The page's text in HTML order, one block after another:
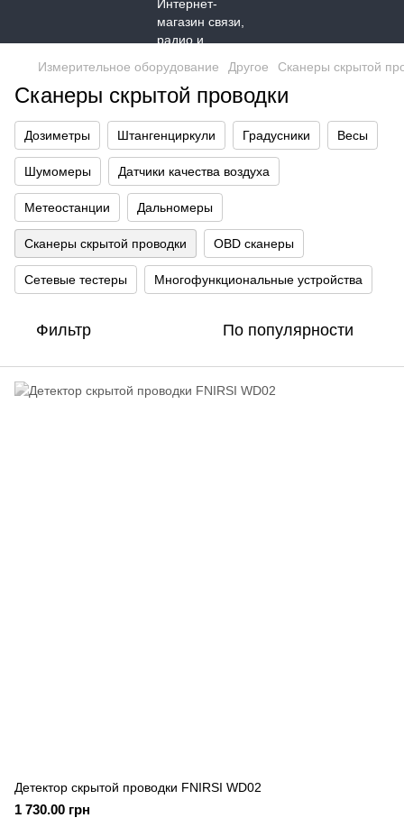
Измерительное оборудование Другое Сканеры скрытой
Сканеры скрытой проводки
Дозиметры Штангенциркули Градусники Весы
Шумомеры Датчики качества воздуха
Метеостанции Дальномеры
Сканеры скрытой проводки OBD сканеры
Сетевые тестеры Многофункциональные устройства
Фильтр По популярности
Детектор скрытой проводки FNIRSI WD02
1 730.00 грн